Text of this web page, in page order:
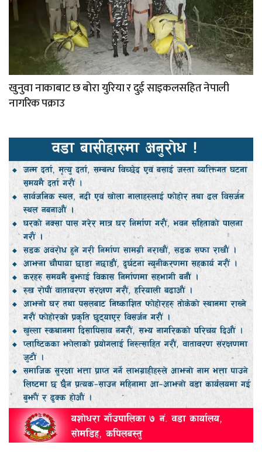
खुनुवा नाकाबाट छ बोरा युरिया र दुई साइकलसहित नेपाली
नागरिक पक्राउ